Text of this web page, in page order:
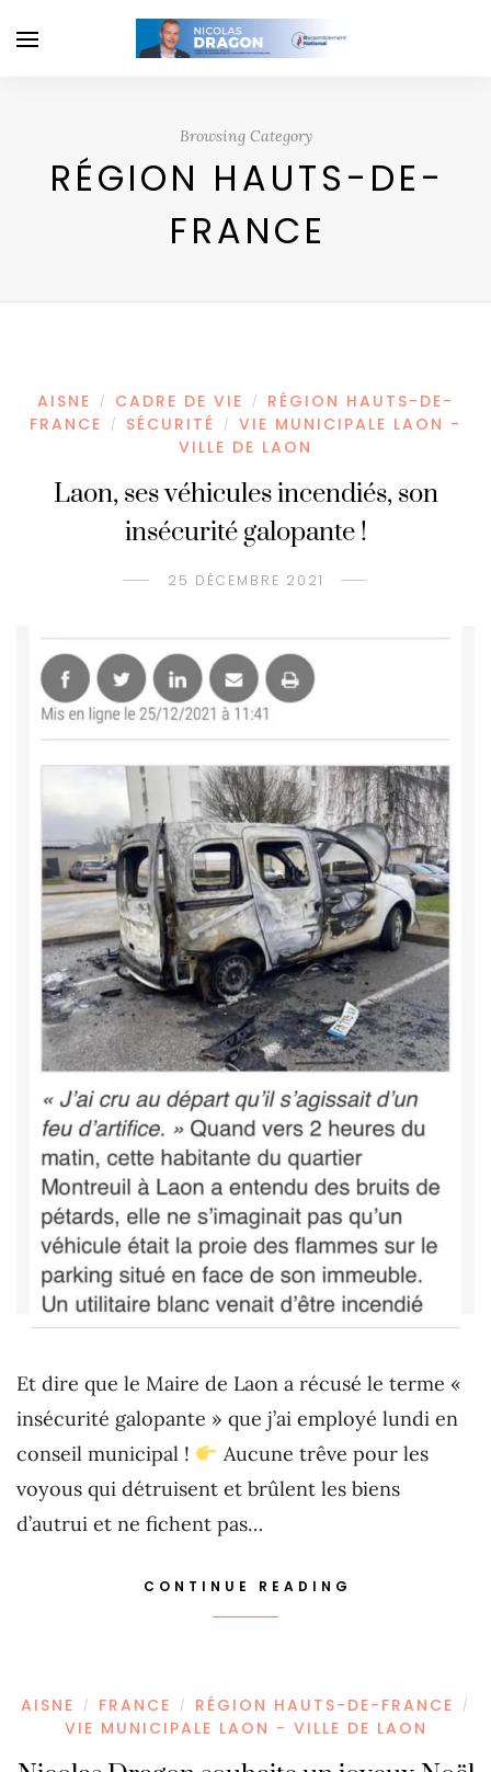
Browsing Category
RÉGION HAUTS-DE-
FRANCE
AISNE / CADRE DE VIE /
RÉGION HAUTS-DE-
FRANCE
/ SÉCURITÉ /
VIE MUNICIPALE LAON -
VILLE DE LAON
Laon, ses véhicules incendiés, son
insécurité galopante !
25 DÉCEMBRE 2021
Et dire que le Maire de Laon a récusé le terme «
insécurité galopante » que j’ai employé lundi en
conseil municipal !
Aucune trêve pour les
voyous qui détruisent et brûlent les biens
d’autrui et ne fichent pas…
CONTINUE READING
AISNE / FRANCE / RÉGION HAUTS-DE-FRANCE /
VIE MUNICIPALE LAON - VILLE DE LAON